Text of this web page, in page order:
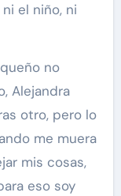
el niño, ni
no
Alejandra
otro, pero lo
me muera
mis cosas,
eso soy